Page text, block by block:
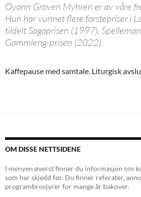
Øyonn Groven Myhren er av våre
Hun har vunnet flere førstepriser i
tildelt Sagaprisen (1997),
Gammleng-prisen (2022).
Kaffepause med samtale. Liturgisk
OM DISSE NETTSIDENE
I menyen øverst finner du informasjon om
som har skjedd før. Du finner referater,
programbrosjyrer for mange år bakover.